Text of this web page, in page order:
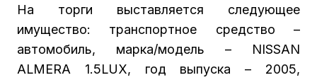
На торги выставляется следующее
имущество: транспортное средство –
автомобиль, марка/модель – NISSАN
АLМЕRА 1.5LUХ, год выпуска – 2005,